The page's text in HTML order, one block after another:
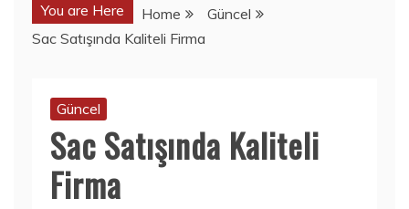
You are Here Home
Güncel
Sac Satışında Kaliteli Firma
Güncel
Sac Satışında Kaliteli
Firma